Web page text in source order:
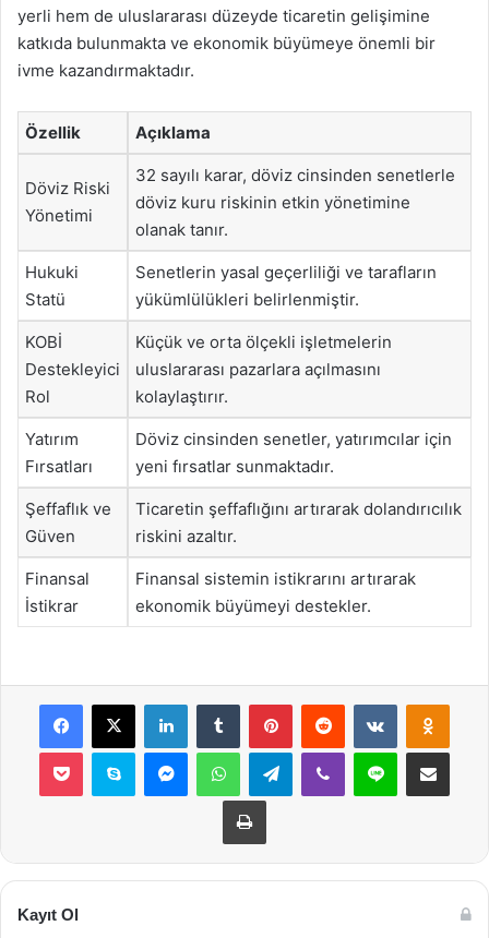
yerli hem de uluslararası düzeyde ticaretin gelişimine
katkıda bulunmakta ve ekonomik büyümeye önemli bir
ivme kazandırmaktadır.
Özellik Açıklama
Döviz Riski
Yönetimi
32 sayılı karar, döviz cinsinden senetlerle
döviz kuru riskinin etkin yönetimine
olanak tanır.
Hukuki
Statü
Senetlerin yasal geçerliliği ve tarafların
yükümlülükleri belirlenmiştir.
KOBİ
Destekleyici
Rol
Küçük ve orta ölçekli işletmelerin
uluslararası pazarlara açılmasını
kolaylaştırır.
Yatırım
Fırsatları
Döviz cinsinden senetler, yatırımcılar için
yeni fırsatlar sunmaktadır.
Şeffaflık ve
Güven
Ticaretin şeffaflığını artırarak dolandırıcılık
riskini azaltır.
Finansal
İstikrar
Finansal sistemin istikrarını artırarak
ekonomik büyümeyi destekler.
Facebook
X LinkedInTumblr PinterestReddit VKontakte
Pocket Skype MessengerWhatsAppTelegramViber Line E-Posta ile
Yazdır
Kayıt Ol